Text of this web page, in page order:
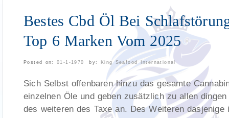
Bestes Cbd Öl Bei
Top 6 Marken Vom 2025
Posted on: 01-1-1970 by: King Seafood International
Sich Selbst offenbaren hinzu das gesamte
einzelnen Öle und geben zusätzlich zu allen
des weiteren des Taxe an. Des Weiteren